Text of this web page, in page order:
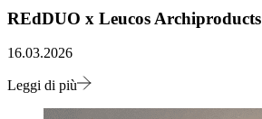
REdDUO x Leucos Archiproducts
16.03.2026
Leggi di più